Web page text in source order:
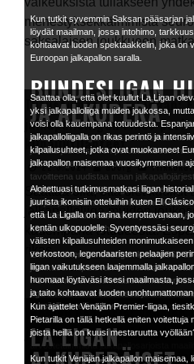
Kun tutkit syvemmin Saksan pääsarjan
löydät maailman, jossa intohimo,
kohtaavat luoden spektaakkelin, joka on
Euroopan jalkapallon saralla.
BUNDESLIGAN
JA ALKUPERÄ
Avaa Bundesliigan rikasta kudelmaa
juontaa juurensa sen perustamiseen
Bundesliiga, Saksan pääsarjan
tavoitteena uudistaa maan
kilpailukykyisempi ja organisoituneempi
Sarjan perustaminen merkitsi
perinteisistä alueellisista sarjoista
kilpailuun, kooten yhteen parhaat seurat
Ensimmäinen Bundesliigan kausi 1963-
joukkueen kilpailevan himoitetusta
FC Köln nousi ensimmäiseksi
liiga on kasvanut suosiossa ja
globaalia yleisöä ja tuottaen
Bundesliigan ainutlaatuinen sekoitus
kilpailukykyä on vakiinnuttanut sen
arvostetuimmista jalkapallosarjoista
menestyksekkäimmistä
saksalaisen joukkueen
Saattaa olla, että olet kuullut La Ligan
yksi jalkapalloliiga muiden joukossa,
voisi olla kauempana totuudesta.
jalkapalloliigalla on rikas perintö ja
kilpailusuhteet, jotka ovat muokanneet
jalkapallon maisemaa vuosikymmenien
Aloitettuasi tutkimusmatkasi liigan
juurista ikonisiin otteluihin kuten El
että La Ligalla on tarina kerrottavanaan,
kentän ulkopuolelle. Syventyessäsi
välisten kilpailusuhteiden monimutkaiseen
verkostoon, legendaaristen pelaajien
liigan vaikutukseen laajemmalla
huomaat löytäväsi itsesi maailmasta,
ja taito kohtaavat luoden unohtumattoman
urheilullisen elämyksen.
LA LIGAN
Tutustumassa La Ligaan:
jalkapalloliigan rikas
kilpailutilanteet
22.3.2024 aborg
Saattaa olla, että olet
jalkapalloliiga muiden
kauempana totuudesta.
rikas...
Kun ajattelet Venäjän Premier-liigaa,
Pietarilla on tällä hetkellä eniten voitettuja
joista heillä on kuusi mestaruutta
Kun tutkit Venäjän jalkapallon maisemaa,
Venäjän pääsarja:
ja nousevat lahjakkuudet
22.3.2024 aborg